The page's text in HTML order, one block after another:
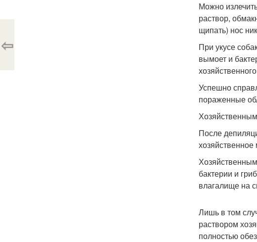
Можно
раствор,
щипать) нос
При укусе
вымоет и
Успешно
пораженные
После
бактерии и
влагалище на
Лишь в том
раствором
полностью
⇦